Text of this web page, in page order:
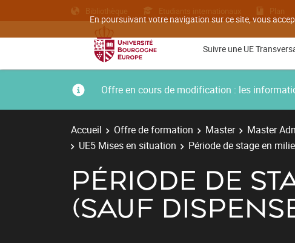
En poursuivant votre navigation sur ce site, vous
Bibliothèque Etudiants internationaux Plan
Suivre une UE
Offre en cours de modification : les
Accueil Offre de formation Master Master
UE5 Mises en situation
Période de stage en
PÉRIODE DE
(SAUF